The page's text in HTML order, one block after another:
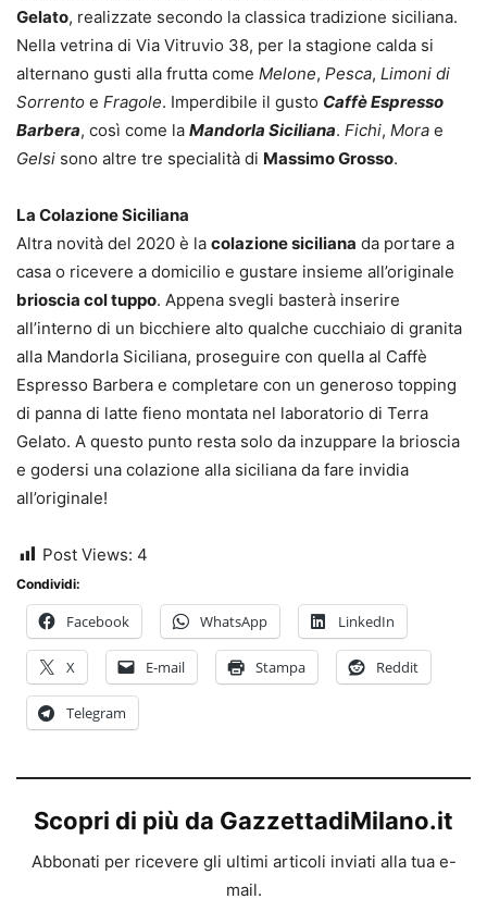
Gelato, realizzate secondo la classica tradizione siciliana.
Nella vetrina di Via Vitruvio 38, per la stagione calda si
alternano gusti alla frutta come Melone, Pesca, Limoni di
Sorrento e Fragole. Imperdibile il gusto Caffè Espresso
Barbera, così come la Mandorla Siciliana. Fichi, Mora e
Gelsi sono altre tre specialità di Massimo Grosso.
La Colazione Siciliana
Altra novità del 2020 è la colazione siciliana da portare a
casa o ricevere a domicilio e gustare insieme all’originale
brioscia col tuppo. Appena svegli basterà inserire
all’interno di un bicchiere alto qualche cucchiaio di granita
alla Mandorla Siciliana, proseguire con quella al Caffè
Espresso Barbera e completare con un generoso topping
di panna di latte fieno montata nel laboratorio di Terra
Gelato. A questo punto resta solo da inzuppare la brioscia
e godersi una colazione alla siciliana da fare invidia
all’originale!
Post Views: 4
Condividi:
Facebook WhatsApp LinkedIn
X E-mail Stampa Reddit
Telegram
Scopri di più da GazzettadiMilano.it
Abbonati per ricevere gli ultimi articoli inviati alla tua e-
mail.